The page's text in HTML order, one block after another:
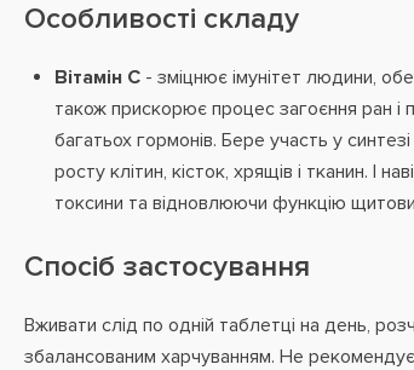
Особливості складу
Вітамін С - зміцнює імунітет людини,
також прискорює процес загоєння ран і
багатьох гормонів. Бере участь у
росту клітин, кісток, хрящів і тканин. І
токсини та відновлюючи функцію
Спосіб застосування
Вживати слід по одній таблетці на день,
збалансованим харчуванням. Не